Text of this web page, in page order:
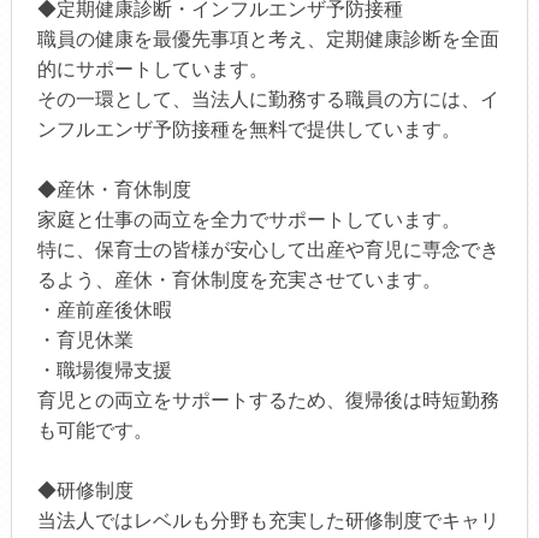
◆定期健康診断・インフルエンザ予防接種
職員の健康を最優先事項と考え、定期健康診断を全面
的にサポートしています。
その一環として、当法人に勤務する職員の方には、イ
ンフルエンザ予防接種を無料で提供しています。
◆産休・育休制度
家庭と仕事の両立を全力でサポートしています。
特に、保育士の皆様が安心して出産や育児に専念でき
るよう、産休・育休制度を充実させています。
・産前産後休暇
・育児休業
・職場復帰支援
育児との両立をサポートするため、復帰後は時短勤務
も可能です。
◆研修制度
当法人ではレベルも分野も充実した研修制度でキャリ